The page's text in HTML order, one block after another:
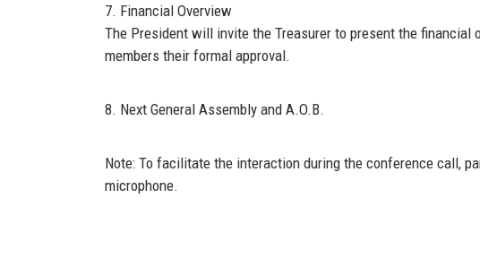
7. Financial Overview
The President will invite the Treasurer to present the financial
members their formal approval.
8. Next General Assembly and A.O.B.
Note: To facilitate the interaction during the conference call,
microphone.